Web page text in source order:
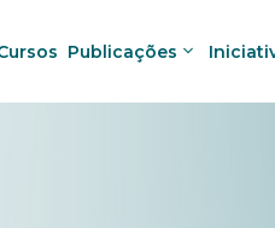
Publicações